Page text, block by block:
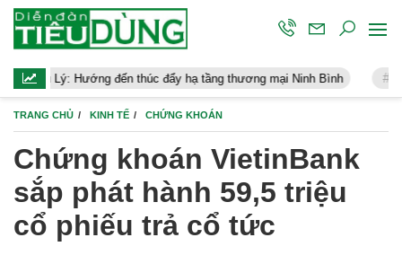
đến thúc đẩy hạ tầng thương mại Ninh Bình Điều hành kinh
TRANG CHỦ KINH TẾ CHỨNG KHOÁN
Chứng khoán VietinBank
sắp phát hành 59,5 triệu
cổ phiếu trả cổ tức